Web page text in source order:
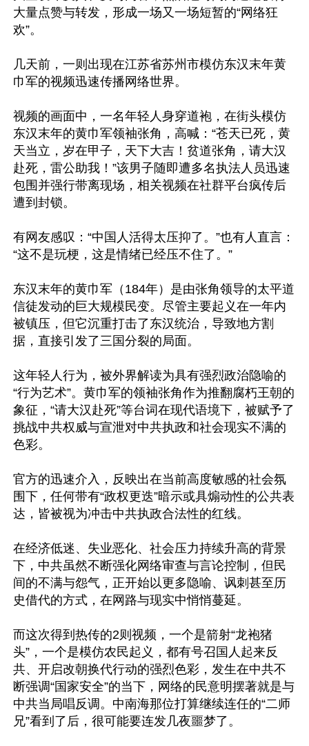
大量点赞与转发，形成一场又一场短暂的“网络狂
欢”。
几天前，一则出现在江苏省苏州市模仿东汉末年黄
巾军的视频迅速传播网络世界。
视频的画面中，一名年轻人身穿道袍，在街头模仿
东汉末年的黄巾军领袖张角，高喊：“苍天已死，黄
天当立，岁在甲子，天下大吉！贫道张角，请大汉
赴死，雷公助我！”该男子随即遭多名执法人员迅速
包围并强行带离现场，相关视频在社群平台疯传后
遭到封锁。
有网友感叹：“中国人活得太压抑了。”也有人直言：
“这不是玩梗，这是情绪已经压不住了。”
东汉末年的黄巾军（184年）是由张角领导的太平道
信徒发动的巨大规模民变。尽管主要起义在一年内
被镇压，但它沉重打击了东汉统治，导致地方割
据，直接引发了三国分裂的局面。
这年轻人行为，被外界解读为具有强烈政治隐喻的
“行为艺术”。黄巾军的领袖张角作为推翻腐朽王朝的
象征，“请大汉赴死”等台词在现代语境下，被赋予了
挑战中共权威与宣泄对中共执政和社会现实不满的
色彩。
官方的迅速介入，反映出在当前高度敏感的社会氛
围下，任何带有“政权更迭”暗示或具煽动性的公共表
达，皆被视为冲击中共执政合法性的红线。
在经济低迷、失业恶化、社会压力持续升高的背景
下，中共虽然不断强化网络审查与言论控制，但民
间的不满与怨气，正开始以更多隐喻、讽刺甚至历
史借代的方式，在网路与现实中悄悄蔓延。
而这次得到热传的2则视频，一个是箭射“龙袍猪
头”，一个是模仿农民起义，都有号召国人起来反
共、开启改朝换代行动的强烈色彩，发生在中共不
断强调“国家安全”的当下，网络的民意明摆著就是与
中共当局唱反调。中南海那位打算继续连任的“二师